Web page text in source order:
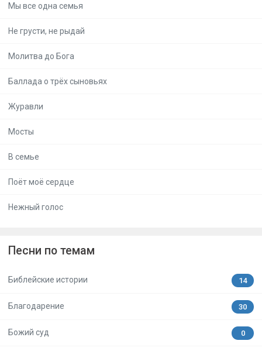
Мы все одна семья
Не грусти, не рыдай
Молитва до Бога
Баллада о трёх сыновьях
Журавли
Мосты
В семье
Поёт моё сердце
Нежный голос
Песни по темам
Библейские истории 14
Благодарение 30
Божий суд 0